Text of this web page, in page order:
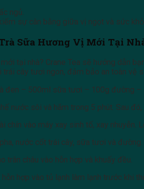
ngủ.
sự cân bằng giữa vị ngọt và sức
Sữa Hương Vị Mới Tại
tại nhà? Crane Tea sẽ hướng dẫn
cây tươi ngon, đảm bảo an toàn vệ
đen – 500ml sữa tươi – 100g đường
nước sôi và hãm trong 5 phút. Sau đó,
chín vào máy xay sinh tố, xay nhuyễn.
nước cốt trái cây, sữa tươi và
trân châu vào hỗn hợp và khuấy đều.
hợp vào tủ lạnh làm lạnh trước khi